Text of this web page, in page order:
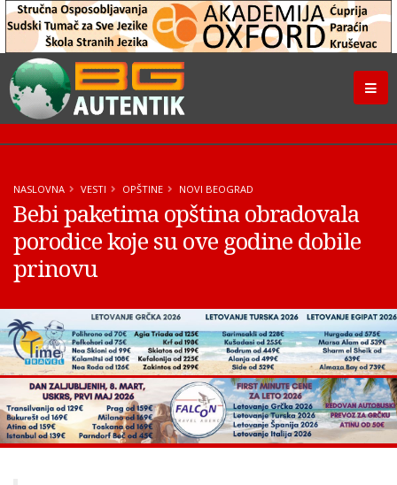
NASLOVNA VESTI OPŠTINE NOVI BEOGRAD
Bebi paketima opština obradovala
porodice koje su ove godine dobile
prinovu